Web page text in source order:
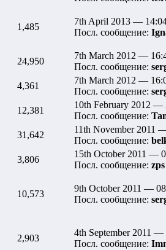
1,485
7th April 2013 —
Посл. сообщение:
24,950
7th March 2012 —
Посл. сообщение:
4,361
7th March 2012 —
Посл. сообщение:
12,381
10th February 2012 —
Посл. сообщение:
31,642
11th November 2011
Посл. сообщение:
3,806
15th October 2011 —
Посл. сообщение: zps
10,573
9th October 2011 —
Посл. сообщение:
2,903
4th September 2011 —
Посл. сообщение: